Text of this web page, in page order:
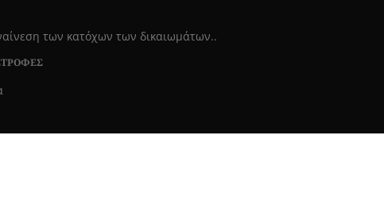
των κατόχων των δικαιωμάτων..